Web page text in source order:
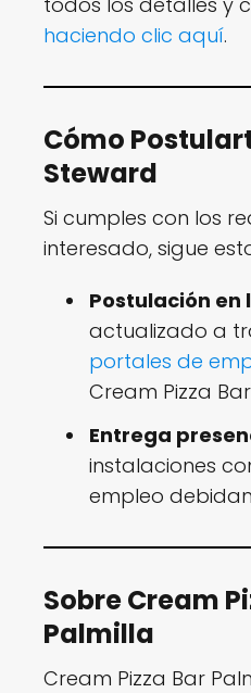
haciendo clic aquí.
Cómo
Steward
Si cumples con los
interesado, sigue
Postulación en
actualizado a
portales de
Cream Pizza
Entrega
instalaciones
empleo
Sobre Cream
Palmilla
Cream Pizza Bar